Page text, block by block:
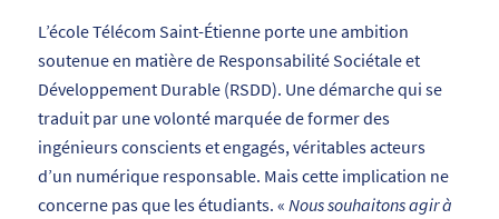
L’école Télécom Saint-Étienne porte une ambition
soutenue en matière de Responsabilité Sociétale et
Développement Durable (RSDD). Une démarche qui se
traduit par une volonté marquée de former des
ingénieurs conscients et engagés, véritables acteurs
d’un numérique responsable. Mais cette implication ne
concerne pas que les étudiants. « Nous souhaitons agir à